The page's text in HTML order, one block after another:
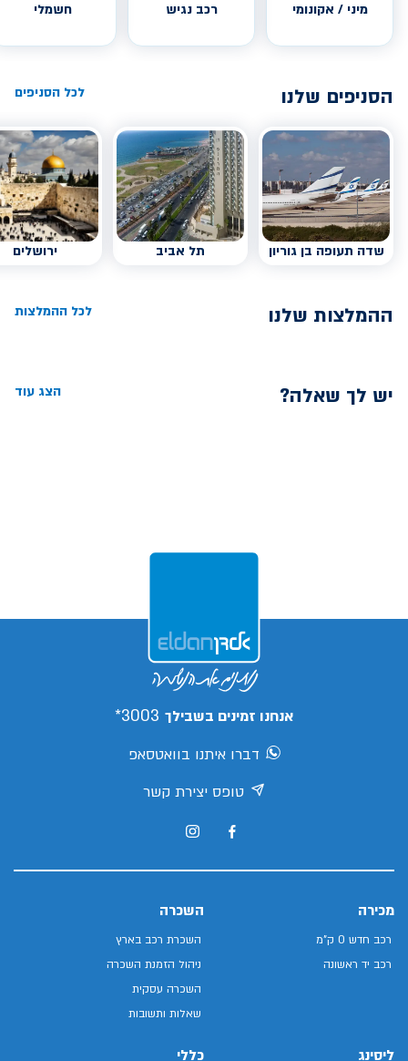
מיני / אקונומי רכב נגיש חשמלי
הסניפים שלנו לכל הסניפים
שדה תעופה בן גוריון תל אביב ירושלים
ההמלצות שלנו לכל ההמלצות
יש לך שאלה? הצג עוד
אנחנו זמינים בשבילך 3003*
דברו איתנו בוואטסאפ
טופס יצירת קשר
מכירה
רכב חדש 0 ק"מ
רכב יד ראשונה
השכרה
השכרת רכב בארץ
ניהול הזמנת השכרה
השכרה עסקית
שאלות ותשובות
ליסינג כללי